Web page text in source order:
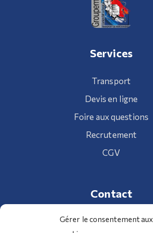
Gérer le consentement aux
Services
Transport
Devis en ligne
Foire aux questions
Recrutement
CGV
Contact